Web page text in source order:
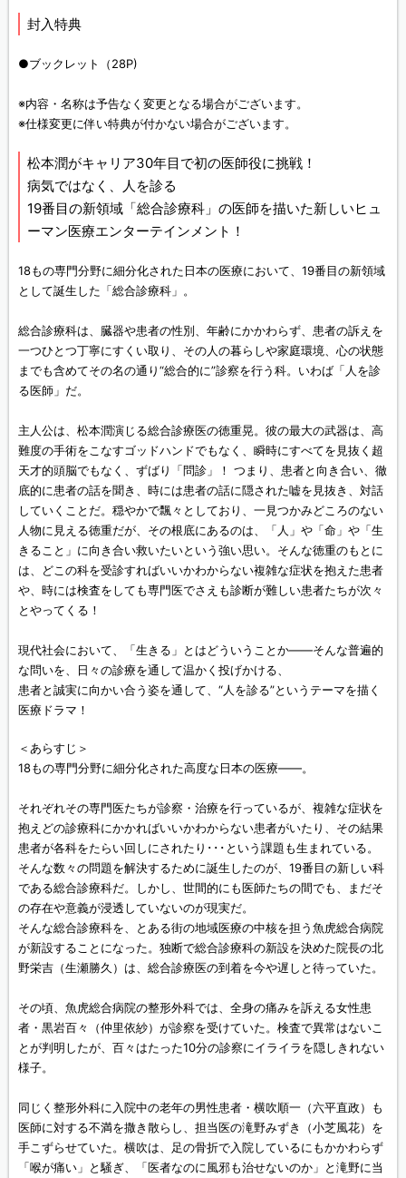
封入特典
●ブックレット（28P)
※内容・名称は予告なく変更となる場合がございます。
※仕様変更に伴い特典が付かない場合がございます。
松本潤がキャリア30年目で初の医師役に挑戦！
病気ではなく、人を診る
19番目の新領域「総合診療科」の医師を描いた新しいヒュ
ーマン医療エンターテインメント！
18もの専門分野に細分化された日本の医療において、19番目の新領域
として誕生した「総合診療科」。
総合診療科は、臓器や患者の性別、年齢にかかわらず、患者の訴えを
一つひとつ丁寧にすくい取り、その人の暮らしや家庭環境、心の状態
までも含めてその名の通り“総合的に”診察を行う科。いわば「人を診
る医師」だ。
主人公は、松本潤演じる総合診療医の徳重晃。彼の最大の武器は、高
難度の手術をこなすゴッドハンドでもなく、瞬時にすべてを見抜く超
天才的頭脳でもなく、ずばり「問診」！ つまり、患者と向き合い、徹
底的に患者の話を聞き、時には患者の話に隠された嘘を見抜き、対話
していくことだ。穏やかで飄々としており、一見つかみどころのない
人物に見える徳重だが、その根底にあるのは、「人」や「命」や「生
きること」に向き合い救いたいという強い思い。そんな徳重のもとに
は、どこの科を受診すればいいかわからない複雑な症状を抱えた患者
や、時には検査をしても専門医でさえも診断が難しい患者たちが次々
とやってくる！
現代社会において、「生きる」とはどういうことか――そんな普遍的
な問いを、日々の診療を通して温かく投げかける、
患者と誠実に向かい合う姿を通して、“人を診る”というテーマを描く
医療ドラマ！
＜あらすじ＞
18もの専門分野に細分化された高度な日本の医療――。
それぞれその専門医たちが診察・治療を行っているが、複雑な症状を
抱えどの診療科にかかればいいかわからない患者がいたり、その結果
患者が各科をたらい回しにされたり･･･という課題も生まれている。
そんな数々の問題を解決するために誕生したのが、19番目の新しい科
である総合診療科だ。しかし、世間的にも医師たちの間でも、まだそ
の存在や意義が浸透していないのが現実だ。
そんな総合診療科を、とある街の地域医療の中核を担う魚虎総合病院
が新設することになった。独断で総合診療科の新設を決めた院長の北
野栄吉（生瀬勝久）は、総合診療医の到着を今や遅しと待っていた。
その頃、魚虎総合病院の整形外科では、全身の痛みを訴える女性患
者・黒岩百々（仲里依紗）が診察を受けていた。検査で異常はないこ
とが判明したが、百々はたった10分の診察にイライラを隠しきれない
様子。
同じく整形外科に入院中の老年の男性患者・横吹順一（六平直政）も
医師に対する不満を撒き散らし、担当医の滝野みずき（小芝風花）を
手こずらせていた。横吹は、足の骨折で入院しているにもかかわらず
「喉が痛い」と騒ぎ、「医者なのに風邪も治せないのか」と滝野に当